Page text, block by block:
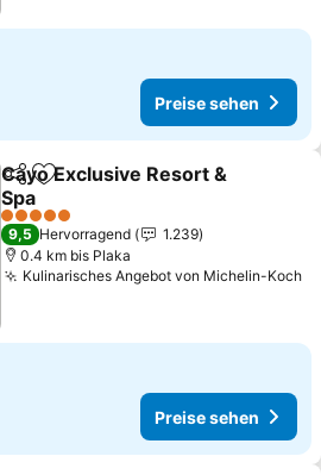
Preise sehen
TeilenZu Favoriten hinzufügen
Cayo Exclusive Resort &
Spa
Preise sehen
5 Sterne
9,5 Hervorragend
1.239
0.4 km bis Plaka
Kulinarisches Angebot von Michelin-Koch
Preise sehen